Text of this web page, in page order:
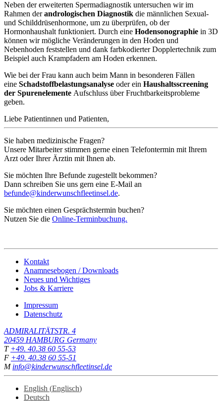
Neben der erweiterten Spermadiagnostik untersuchen wir im
Rahmen derandrologischen Diagnostik die männlichen Sexual-
und Schilddrüsenhormone, um zu überprüfen, ob der
Hormonhaushalt funktioniert. Durch eine Hodensonographie in 3D
können wir mögliche Veränderungen in den Hoden und
Nebenhoden feststellen und dank farbkodierter Dopplertechnik zum
Beispiel auch Krampfadern am Hoden erkennen.
Wie bei der Frau kann auch beim Mann in besonderen Fällen
eine Schadstoffbelastungsanalyse oder ein Haushaltsscreening
der Spurenelemente Aufschluss über Fruchtbarkeitsprobleme
geben.
Liebe Patientinnen und Patienten,
Sie haben medizinische Fragen?
Unsere Mitarbeiter stimmen gerne einen Telefontermin mit Ihrem
Arzt oder Ihrer Ärztin mit Ihnen ab.
Sie möchten Ihre Befunde zugestellt bekommen?
Dann schreiben Sie uns gern eine E-Mail an
befunde@kinderwunschfleetinsel.de.
Sie möchten einen Gesprächstermin buchen?
Nutzen Sie die Online-Terminbuchung.
Kontakt
Anamnesebogen / Downloads
Neues und Wichtiges
Jobs & Karriere
Impressum
Datenschutz
ADMIRALITÄTSTR. 4
20459 HAMBURG Germany
T +49. 40.38 60 55-53
F +49. 40.38 60 55-51
M info@kinderwunschfleetinsel.de
English (Englisch)
Deutsch